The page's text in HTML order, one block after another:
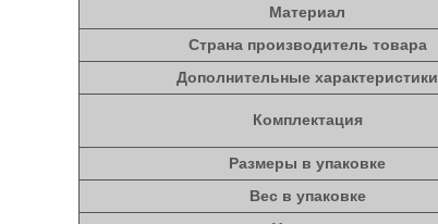
Материал
Страна производитель товара
Дополнительные характеристики
Комплектация
Размеры в упаковке
Вес в упаковке